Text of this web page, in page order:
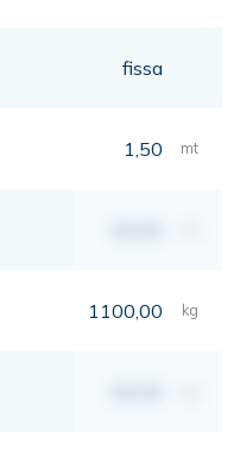
fissa
1,50 mt
1100,00 kg